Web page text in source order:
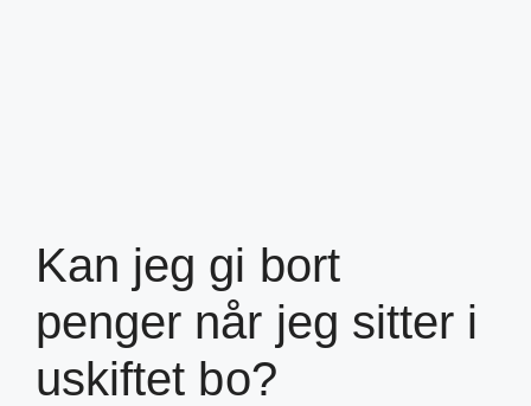
Kan jeg gi bort
penger når jeg sitter i
uskiftet bo?